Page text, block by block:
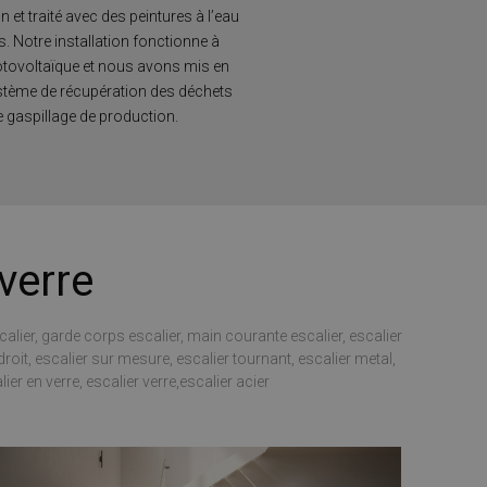
et traité avec des peintures à l’eau
Notre installation fonctionne à
et nous avons mis en
de récupération des déchets
gaspillage de production.
garde corps escalier, main courante escalier, escalier
escalier sur mesure, escalier tournant, escalier metal,
en verre, escalier verre,escalier acier
Cookie-
consenso sui
banner dei cookie
le scelte
Google
il
Google Analytics
è stato utilizzato in
sessioni / visite
Analytics,
informazioni
pubblicità
il sito
del sito web